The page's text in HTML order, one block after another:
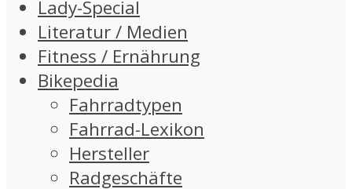
Lady-Special
Literatur / Medien
Fitness / Ernährung
Bikepedia
Fahrradtypen
Fahrrad-Lexikon
Hersteller
Radgeschäfte